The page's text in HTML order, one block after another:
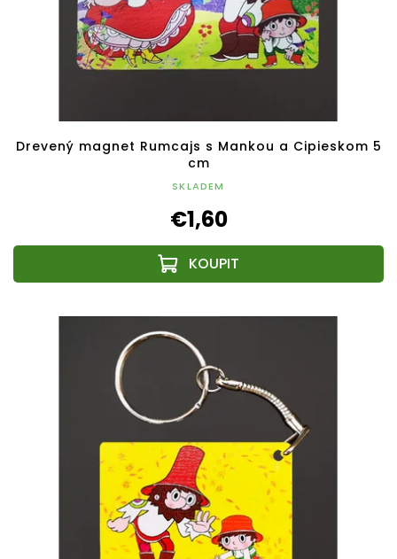
Drevený magnet Rumcajs s Mankou a Cipieskom 5
cm
SKLADEM
€1,60